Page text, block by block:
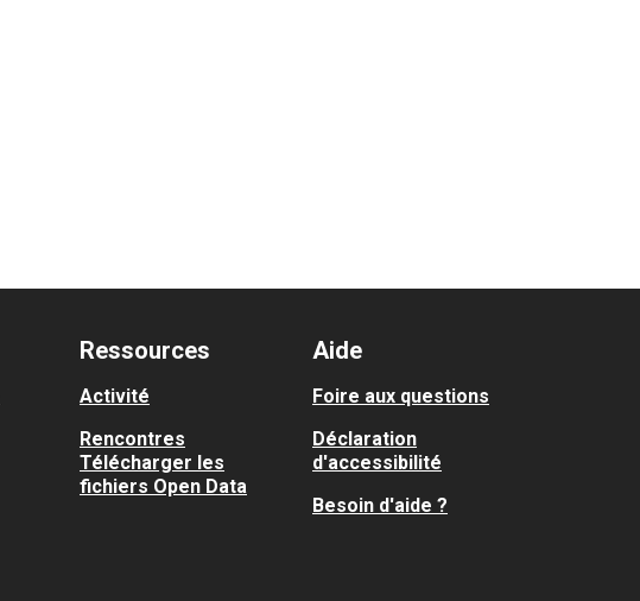
Ressources
Activité
Rencontres
Télécharger les
fichiers Open Data
Aide
Foire aux questions
Déclaration
d'accessibilité
Besoin d'aide ?